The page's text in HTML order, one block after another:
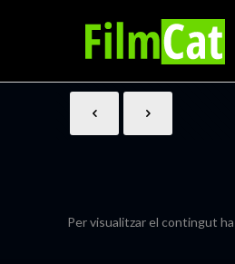
Per visualitzar el contingut